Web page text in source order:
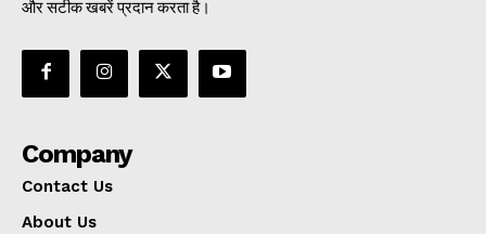
और सटीक खबरें प्रदान करता है।
Company
Contact Us
About Us